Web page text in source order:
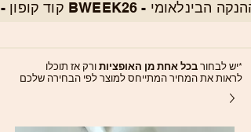
*יש לבחור בכל אחת מן האופציות ורק אז תוכלו
לראות את המחיר המתייחס למוצר לפי הבחירה שלכם